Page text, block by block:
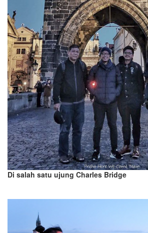
Di salah satu ujung Charles Bridge